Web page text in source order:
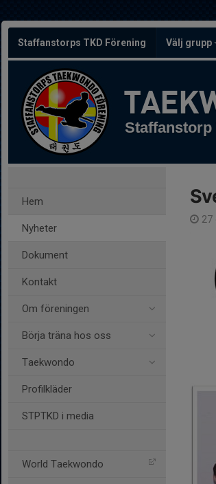
Staffanstorps TKD Förening Välj grupp
Staffanstorp
Hem
Nyheter
Dokument
Kontakt
Om föreningen
Börja träna hos oss
Taekwondo
Profilkläder
STPTKD i media
World Taekwondo
27